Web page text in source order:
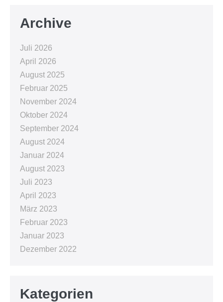
Archive
Juli 2026
April 2026
August 2025
Februar 2025
November 2024
Oktober 2024
September 2024
August 2024
Januar 2024
August 2023
Juli 2023
April 2023
März 2023
Februar 2023
Januar 2023
Dezember 2022
Kategorien